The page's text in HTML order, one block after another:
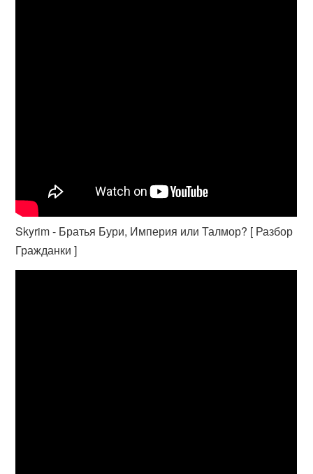
Skyrim - Братья Бури, Империя или Талмор? [ Разбор
Гражданки ]